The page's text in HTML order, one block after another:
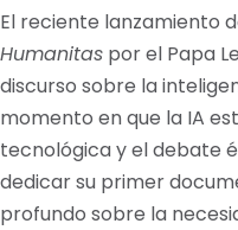
El reciente lanzamiento
Humanitas por el Papa
discurso sobre la
momento en que la IA
tecnológica y el debate
dedicar su primer
profundo sobre la